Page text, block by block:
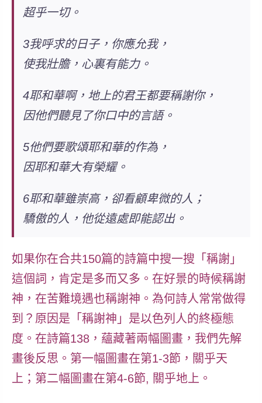
超乎一切。
3我呼求的日子，你應允我，
使我壯膽，心裏有能力。
4耶和華啊，地上的君王都要稱謝你，
因他們聽見了你口中的言語。
5他們要歌頌耶和華的作為，
因耶和華大有榮耀。
6耶和華雖崇高，卻看顧卑微的人；
驕傲的人，他從遠處即能認出。
如果你在合共150篇的詩篇中搜一搜「稱謝」
這個詞，肯定是多而又多。在好景的時候稱謝
神，在苦難境遇也稱謝神。為何詩人常常做得
到？原因是「稱謝神」是以色列人的終極態
度。在詩篇138，蘊藏著兩幅圖畫，我們先解
畫後反思。第一幅圖畫在第1-3節，關乎天
上；第二幅圖畫在第4-6節, 關乎地上。